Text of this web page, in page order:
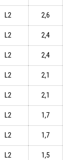
L2 2,6
L2 2,4
L2 2,4
L2 2,1
L2 2,1
L2 1,7
L2 1,7
L2 1,5